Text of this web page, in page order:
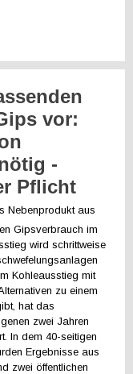
vor:
-
Pflicht
Nebenprodukt aus
Gipsverbrauch im
wird schrittweise
Kohleausstieg mit
zu einem
hat das
zwei Jahren
In dem 40-seitigen
Ergebnisse aus
zwei öffentlichen